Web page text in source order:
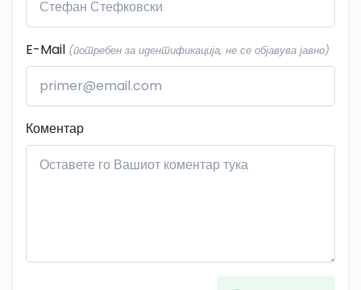
E-Mail (потребен за идентификација, не се објавува јавно)
Коментар